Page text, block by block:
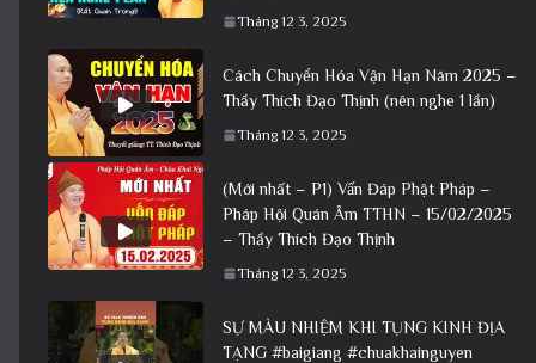
Tháng 12 3, 2025
Cách Chuyển Hóa Vận Hạn Năm 2025 –
Thầy Thích Đạo Thịnh (nên nghe 1 lần)
Tháng 12 3, 2025
(Mới nhất – P1) Vấn Đáp Phật Pháp –
Pháp Hội Quán Âm TTHN – 15/02/2025
– Thầy Thích Đạo Thịnh
Tháng 12 3, 2025
SỰ MÀU NHIỆM KHI TỤNG KINH ĐỊA
TẠNG #baigiang #chuakhainguyen